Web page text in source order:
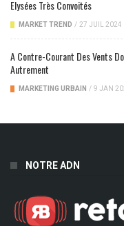
Elysées Très Convoités
MARKET TREND / 27 JUIL 2024
A Contre-Courant Des Vents
Autrement
MARKETING URBAIN / 9 JAN
NOTRE ADN